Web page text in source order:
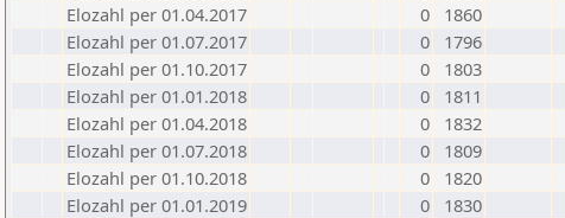
Elozahl per 01.04.2017
0
1860
Elozahl per 01.07.2017
0
1796
Elozahl per 01.10.2017
0
1803
Elozahl per 01.01.2018
0
1811
Elozahl per 01.04.2018
0
1832
Elozahl per 01.07.2018
0
1809
Elozahl per 01.10.2018
0
1820
Elozahl per 01.01.2019
0
1830